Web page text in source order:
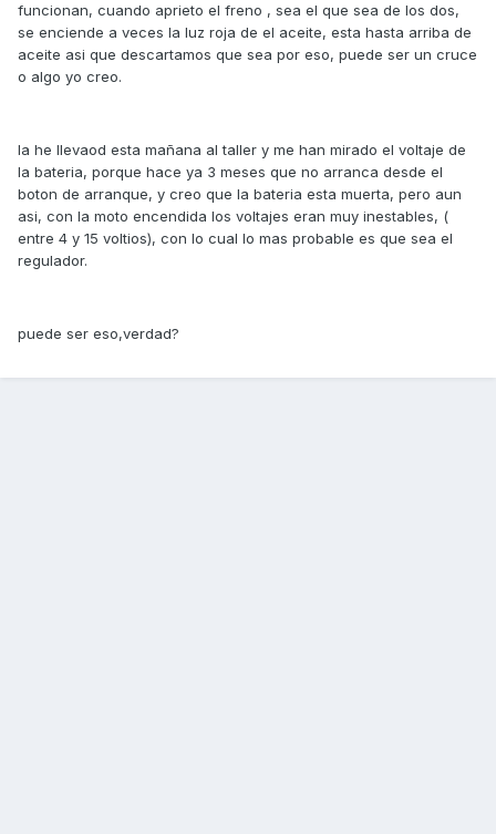
funcionan, cuando aprieto el freno , sea el que sea de los dos,
se enciende a veces la luz roja de el aceite, esta hasta arriba de
aceite asi que descartamos que sea por eso, puede ser un cruce
o algo yo creo.
la he llevaod esta mañana al taller y me han mirado el voltaje de
la bateria, porque hace ya 3 meses que no arranca desde el
boton de arranque, y creo que la bateria esta muerta, pero aun
asi, con la moto encendida los voltajes eran muy inestables, (
entre 4 y 15 voltios), con lo cual lo mas probable es que sea el
regulador.
puede ser eso,verdad?